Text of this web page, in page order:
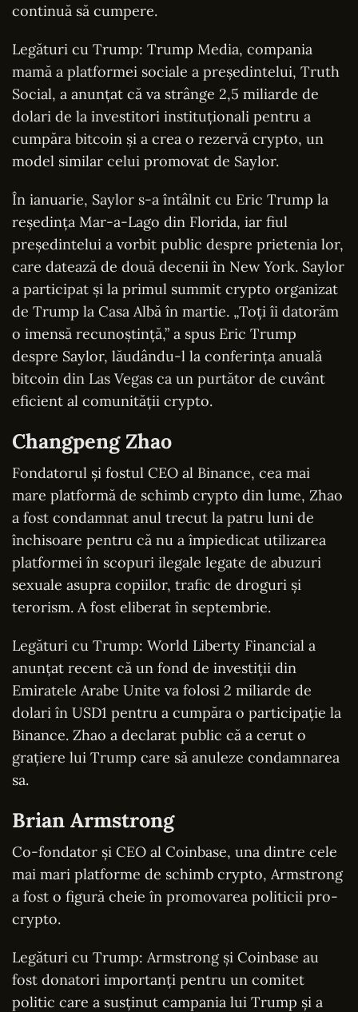
continuă să cumpere.
Legături cu Trump: Trump Media, compania
mamă a platformei sociale a președintelui, Truth
Social, a anunțat că va strânge 2,5 miliarde de
dolari de la investitori instituționali pentru a
cumpăra bitcoin și a crea o rezervă crypto, un
model similar celui promovat de Saylor.
În ianuarie, Saylor s-a întâlnit cu Eric Trump la
reședința Mar-a-Lago din Florida, iar fiul
președintelui a vorbit public despre prietenia lor,
care datează de două decenii în New York. Saylor
a participat și la primul summit crypto organizat
de Trump la Casa Albă în martie. „Toți îi datorăm
o imensă recunoștință,” a spus Eric Trump
despre Saylor, lăudându-l la conferința anuală
bitcoin din Las Vegas ca un purtător de cuvânt
eficient al comunității crypto.
Changpeng Zhao
Fondatorul și fostul CEO al Binance, cea mai
mare platformă de schimb crypto din lume, Zhao
a fost condamnat anul trecut la patru luni de
închisoare pentru că nu a împiedicat utilizarea
platformei în scopuri ilegale legate de abuzuri
sexuale asupra copiilor, trafic de droguri și
terorism. A fost eliberat în septembrie.
Legături cu Trump: World Liberty Financial a
anunțat recent că un fond de investiții din
Emiratele Arabe Unite va folosi 2 miliarde de
dolari în USD1 pentru a cumpăra o participație la
Binance. Zhao a declarat public că a cerut o
grațiere lui Trump care să anuleze condamnarea
sa.
Brian Armstrong
Co-fondator și CEO al Coinbase, una dintre cele
mai mari platforme de schimb crypto, Armstrong
a fost o figură cheie în promovarea politicii pro-
crypto.
Legături cu Trump: Armstrong și Coinbase au
fost donatori importanți pentru un comitet
politic care a susținut campania lui Trump și a